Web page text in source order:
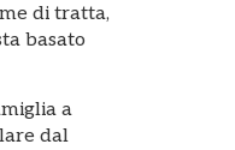
di tratta,
basato
a
dal